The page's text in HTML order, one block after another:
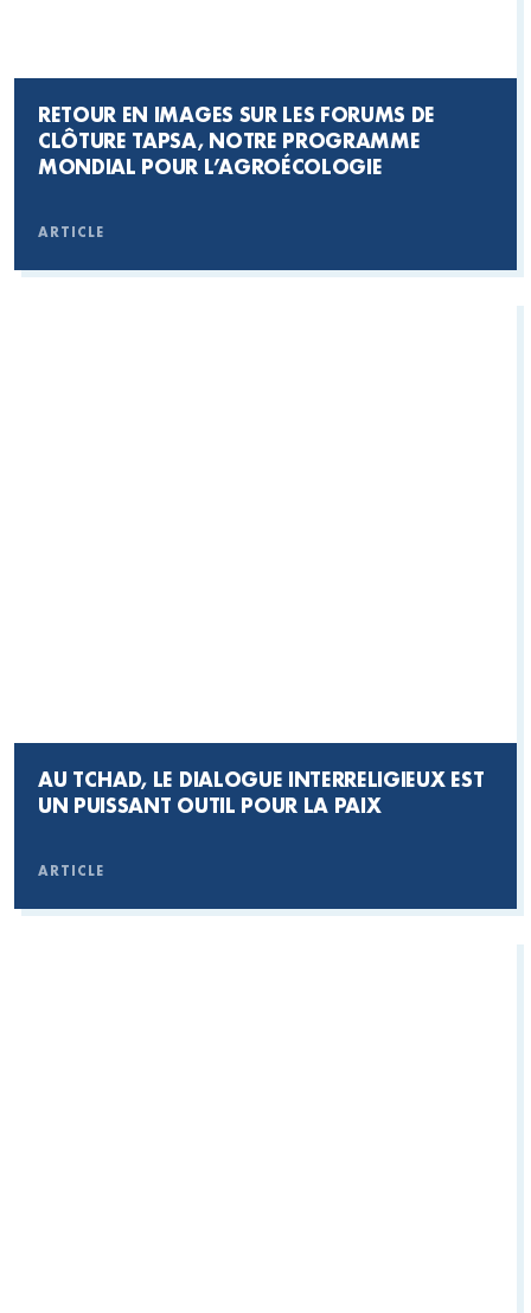
RETOUR EN IMAGES SUR LES FORUMS DE
CLÔTURE TAPSA, NOTRE PROGRAMME
MONDIAL POUR L’AGROÉCOLOGIE
ARTICLE
AU TCHAD, LE DIALOGUE INTERRELIGIEUX EST
UN PUISSANT OUTIL POUR LA PAIX
ARTICLE